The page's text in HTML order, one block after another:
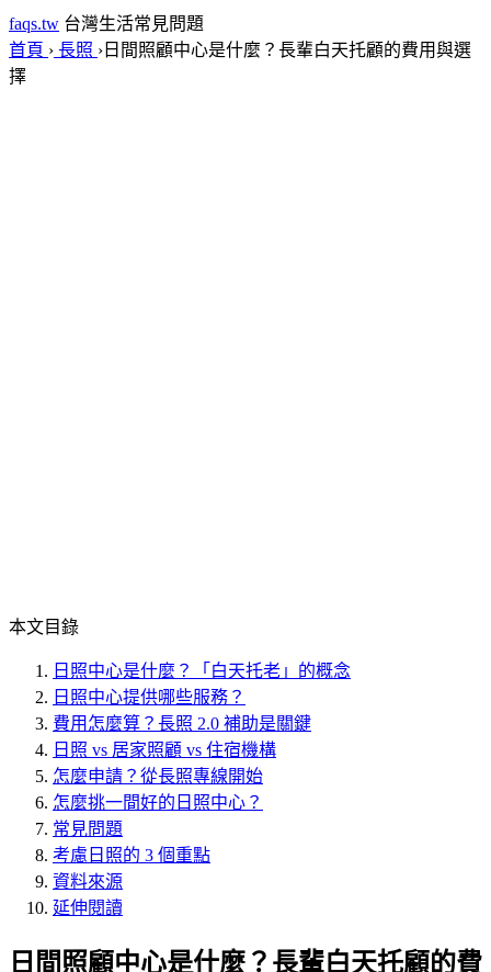
faqs.tw 台灣生活常見問題
首頁 › 長照 › 日間照顧中心是什麼？長輩白天托顧的費用與選
擇
本文目錄
日照中心是什麼？「白天托老」的概念
日照中心提供哪些服務？
費用怎麼算？長照 2.0 補助是關鍵
日照 vs 居家照顧 vs 住宿機構
怎麼申請？從長照專線開始
怎麼挑一間好的日照中心？
常見問題
考慮日照的 3 個重點
資料來源
延伸閱讀
日間照顧中心是什麼？長輩白天托顧的費